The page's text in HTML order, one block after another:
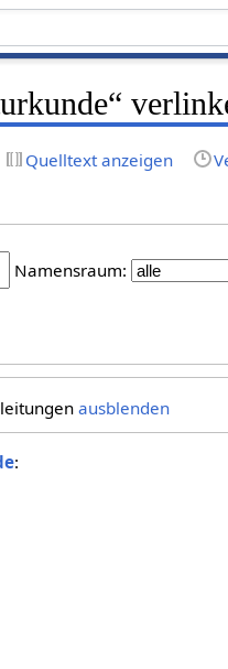
Quelltext anzeigen
Namensraum:
ausblenden
: